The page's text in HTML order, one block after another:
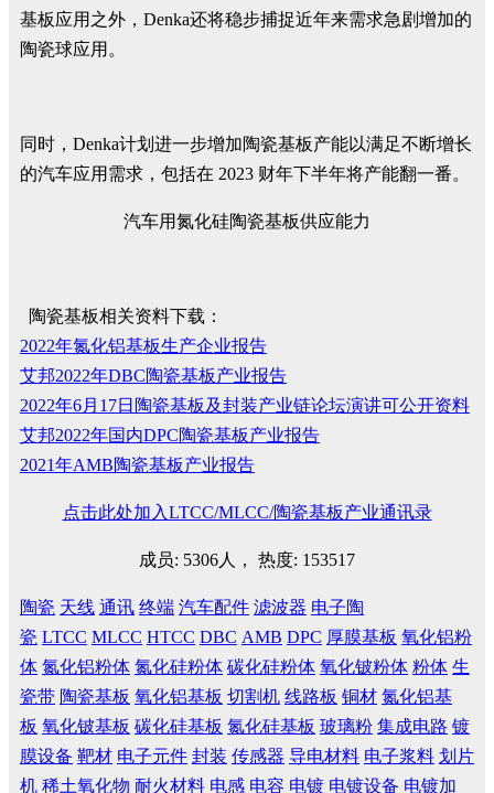
基板应用之外，Denka还将稳步捕捉近年来需求急剧增加的
陶瓷球应用。
同时，Denka计划进一步增加陶瓷基板产能以满足不断增长
的汽车应用需求，包括在 2023 财年下半年将产能翻一番。
汽车用氮化硅陶瓷基板供应能力
陶瓷基板相关资料下载：
2022年氮化铝基板生产企业报告
艾邦2022年DBC陶瓷基板产业报告
2022年6月17日陶瓷基板及封装产业链论坛演讲可公开资料
艾邦2022年国内DPC陶瓷基板产业报告
2021年AMB陶瓷基板产业报告
点击此处加入LTCC/MLCC/陶瓷基板产业通讯录
成员: 5306人， 热度: 153517
陶瓷 天线 通讯 终端 汽车配件 滤波器 电子陶
瓷 LTCC MLCC HTCC DBC AMB DPC 厚膜基板 氧化铝粉
体 氮化铝粉体 氮化硅粉体 碳化硅粉体 氧化铍粉体 粉体 生
瓷带 陶瓷基板 氧化铝基板 切割机 线路板 铜材 氮化铝基
板 氧化铍基板 碳化硅基板 氮化硅基板 玻璃粉 集成电路 镀
膜设备 靶材 电子元件 封装 传感器 导电材料 电子浆料 划片
机 稀土氧化物 耐火材料 电感 电容 电镀 电镀设备 电镀加